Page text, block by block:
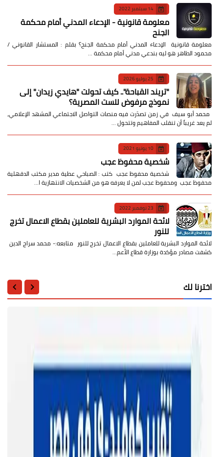
14 سبتمبر 2022
معلومة قانونية - الإدعاء المدني أمام محكمة
الجنح
معلومة قانونية الإدعاء المدني أمام محكمة الجنح؟ بقلم : المستشار القانوني /
محمود الطاهر هو ليه بندعي مدني أمام محكمة …
25 يوليو 2026
​"تريند القباحة".. كيف تحولت "هايدي زيدان" إلى
نموذج مرفوض للست المصرية؟
​ محمد أبو سيف ​في زمن تصدّرت فيه منصات التواصل الاجتماعي المشهد الإعلامي،
لم يعد غريباً أن تنقلب المفاهيم وتتحول …
10 يونيو 2021
شخصية محفوظ عجب
شخصية محفوظ عجب كتب : الصباحي عطية مدير مكتب الدقهلية
محفوظ عجب ومحفوظ عجب لمن لا يعرفه هو من الشخصيات الانتهازية ا…
23 نوفمبر 2022
لائحة الموارد البشرية للعاملين بقطاع الاعمال تخرج
للنور
لائحة الموارد البشرية للعاملين بقطاع الاعمال تخرج للنور متابعه:- محمد سراج الدين
كشفت مصادر مؤكدة بوزارة قطاع الأعم…
اخترنا لك